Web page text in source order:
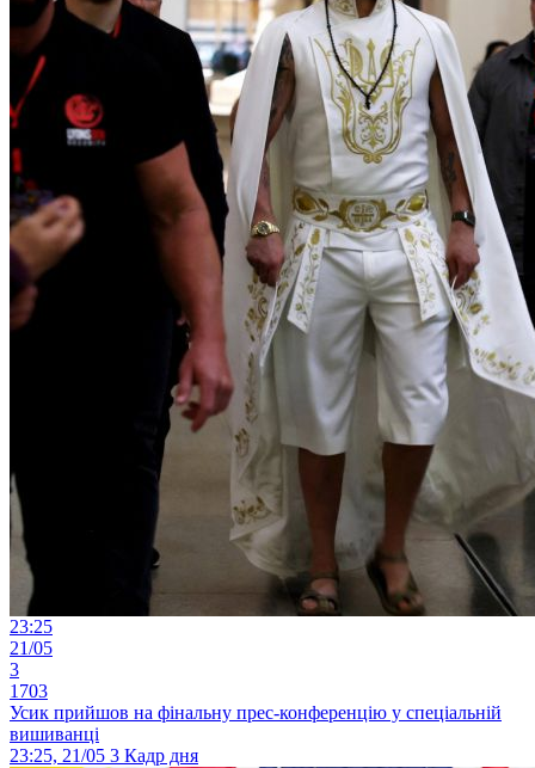
23:25
21/05
3
1703
Усик прийшов на фінальну прес-конференцію у спеціальній
вишиванці
23:25, 21/05 3 Кадр дня